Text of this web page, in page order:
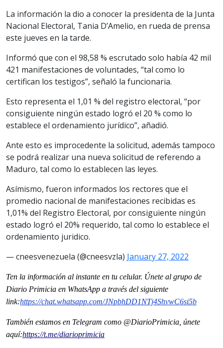
La información la dio a conocer la presidenta de la Junta
Nacional Electoral, Tania D’Amelio, en rueda de prensa
este jueves en la tarde.
Informó que con el 98,58 % escrutado solo había 42 mil
421 manifestaciones de voluntades, “tal como lo
certifican los testigos”, señaló la funcionaria.
Esto representa el 1,01 % del registro electoral, “por
consiguiente ningún estado logró el 20 % como lo
establece el ordenamiento jurídico”, añadió.
Ante esto es improcedente la solicitud, además tampoco
se podrá realizar una nueva solicitud de referendo a
Maduro, tal como lo establecen las leyes.
Asímismo, fueron informados los rectores que el
promedio nacional de manifestaciones recibidas es
1,01% del Registro Electoral, por consiguiente ningún
estado logró el 20% requerido, tal como lo establece el
ordenamiento juridico.
— cneesvenezuela (@cneesvzla) January 27, 2022
Ten la información al instante en tu celular. Únete al grupo de
Diario Primicia en WhatsApp a través del siguiente
link:https://chat.whatsapp.com/JNpbhDD1NTj4ShvwC6si5b
También estamos en Telegram como @DiarioPrimicia, únete
aquí:https://t.me/diarioprimicia